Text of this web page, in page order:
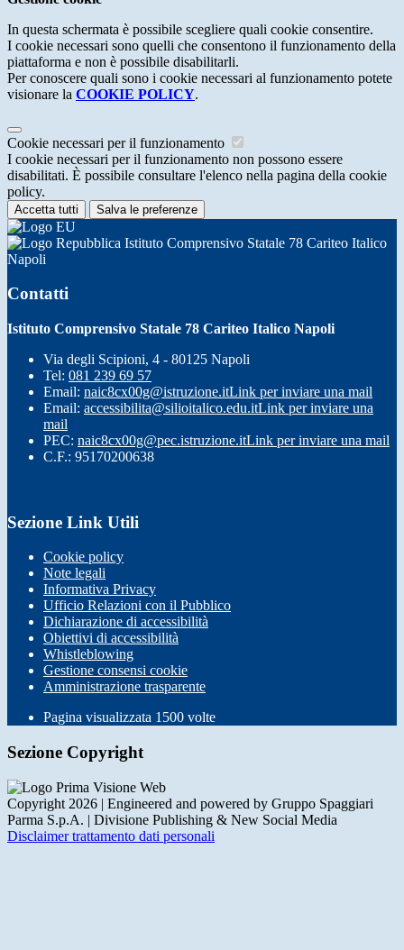
In questa schermata è possibile scegliere quali cookie consentire.
I cookie necessari sono quelli che consentono il funzionamento della
piattaforma e non è possibile disabilitarli.
Per conoscere quali sono i cookie necessari al funzionamento potete
visionare la COOKIE POLICY.
Cookie necessari per il funzionamento
I cookie necessari per il funzionamento non possono essere
disabilitati. È possibile consultare l'elenco nella pagina della cookie
policy.
Accetta tutti Salva le preferenze
Istituto Comprensivo Statale 78 Cariteo Italico
Napoli
Contatti
Istituto Comprensivo Statale 78 Cariteo Italico Napoli
Via degli Scipioni, 4 - 80125 Napoli
Tel: 081 239 69 57
Email: naic8cx00g@istruzione.itLink per inviare una mail
Email: accessibilita@silioitalico.edu.itLink per inviare una
mail
PEC: naic8cx00g@pec.istruzione.itLink per inviare una mail
C.F.: 95170200638
Sezione Link Utili
Cookie policy
Note legali
Informativa Privacy
Ufficio Relazioni con il Pubblico
Dichiarazione di accessibilità
Obiettivi di accessibilità
Whistleblowing
Gestione consensi cookie
Amministrazione trasparente
Pagina visualizzata 1500 volte
Sezione Copyright
Copyright 2026 | Engineered and powered by Gruppo Spaggiari
Parma S.p.A. | Divisione Publishing & New Social Media
Disclaimer trattamento dati personali